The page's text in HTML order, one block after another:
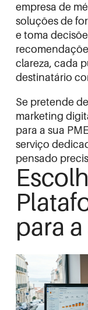
empresa de
soluções de
e toma
clareza, cada
destinatário
Se pretende
marketing
para a sua
serviço
pensado
para